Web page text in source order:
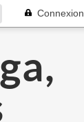
Connexion